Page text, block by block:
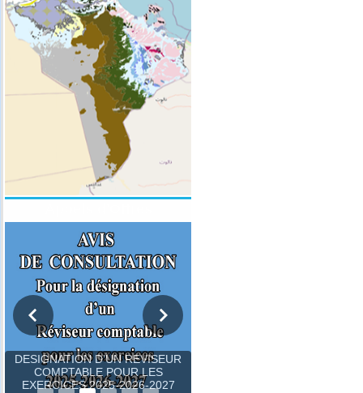
DESIGNATION D’UN REVISEUR
COMPTABLE POUR LES
EXERCICES 2025-2026-2027